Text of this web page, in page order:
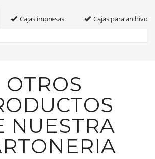
Cajas impresas Cajas para archivo
OTROS
NUESTRA